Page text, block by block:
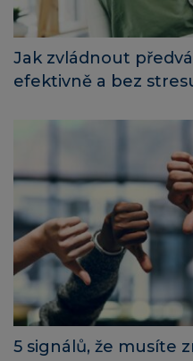
Jak zvládnout
efektivně a bez
5 signálů, že musíte